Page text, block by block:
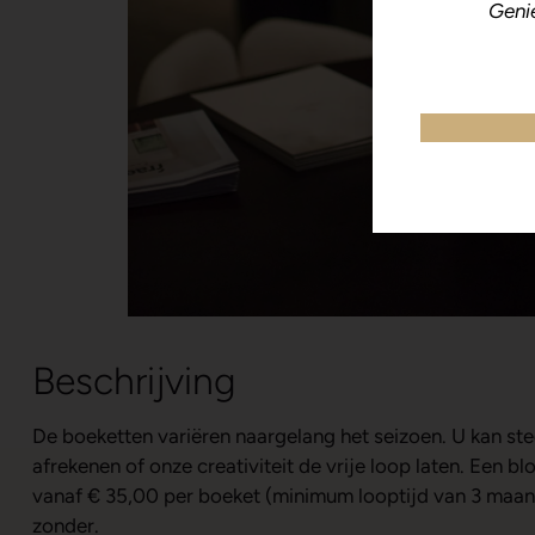
Beschrijving
De boeketten variëren naargelang het seizoen. U kan
afrekenen of onze creativiteit de vrije loop laten. Een
vanaf € 35,00 per boeket (minimum looptijd van 3
zonder.